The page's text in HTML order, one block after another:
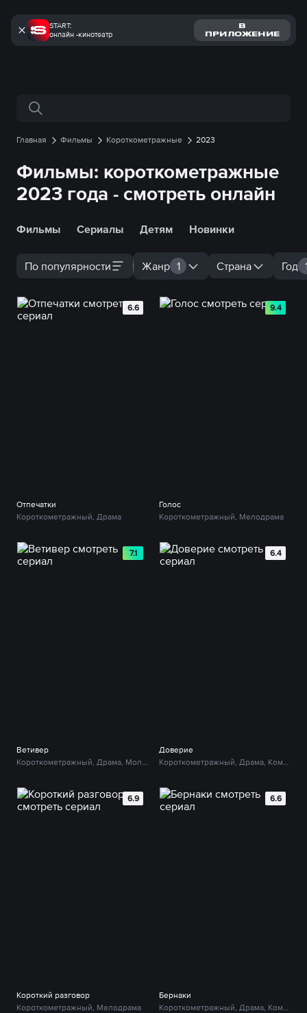
START:
онлайн -кинотеатр
В
ПРИЛОЖЕНИЕ
Поиск по сайту
Главная Фильмы Короткометражные 2023
Фильмы: короткометражные
2023 года - смотреть онлайн
Фильмы Сериалы Детям Новинки
По популярности Жанр 1 Страна Год
6.6
Отпечатки
Короткометражный, Драма
9.4
Голос
Короткометражный, Мелодрама
7.1
Ветивер
6.4
Доверие
6.9
Короткий разговор
Короткометражный, Мелодрама
6.6
Бернаки